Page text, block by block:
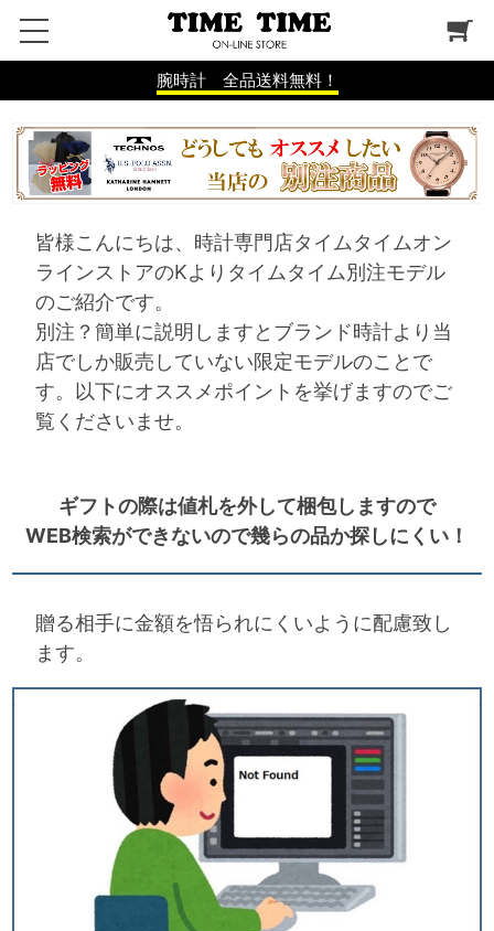
腕時計 全品送料無料！
皆様こんにちは、時計専門店タイムタイムオン
ラインストアのKよりタイムタイム別注モデル
のご紹介です。
別注？簡単に説明しますとブランド時計より当
店でしか販売していない限定モデルのことで
す。以下にオススメポイントを挙げますのでご
覧くださいませ。
ギフトの際は値札を外して梱包しますので
WEB検索ができないので幾らの品か探しにくい！
贈る相手に金額を悟られにくいように配慮致し
ます。